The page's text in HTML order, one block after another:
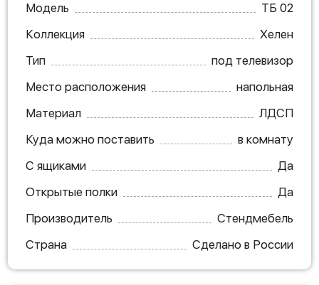
Модель
ТБ 02
Коллекция
Хелен
Тип
под телевизор
Место расположения
напольная
Материал
ЛДСП
Куда можно поставить
в комнату
С ящиками
Да
Открытые полки
Да
Производитель
Стендмебель
Страна
Сделано в России